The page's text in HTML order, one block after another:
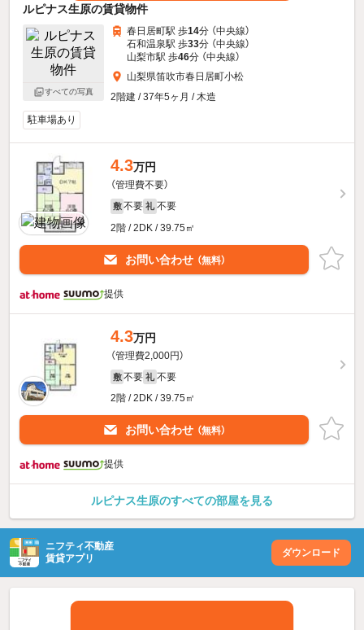
ルピナス生原の賃貸物件
すべての写真
春日居町駅 歩14分 （中央線）
石和温泉駅 歩33分 （中央線）
山梨市駅 歩46分 （中央線）
山梨県笛吹市春日居町小松
2階建 / 37年5ヶ月 / 木造
駐車場あり
4.3万円
（管理費不要）
敷 不要 礼 不要
2階 / 2DK / 39.75㎡
お問い合わせ （無料）
提供
4.3万円
（管理費2,000円）
敷 不要 礼 不要
2階 / 2DK / 39.75㎡
お問い合わせ （無料）
提供
ルピナス生原のすべての部屋を見る
ニフティ不動産
賃貸アプリ
ダウンロード